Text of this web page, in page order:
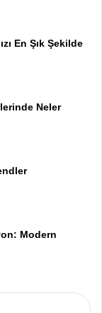
En Şık Şekilde
Neler
Modern